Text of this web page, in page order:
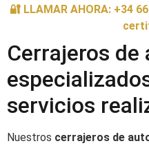
🔐 LLAMAR AHORA: +34
Cerrajeros de
servicios
Nuestros cerrajeros de